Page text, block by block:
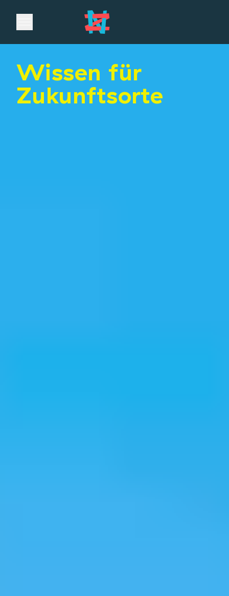
Open main menu
Wissen für
Zukunftsorte